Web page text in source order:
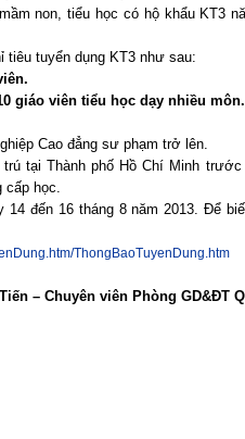
non, tiểu học có hộ khẩu KT3
tiêu tuyển dụng KT3 như sau:
giáo viên tiểu học dạy nhiều môn.
Cao đẳng sư phạm trở lên.
tại Thành phố Hồ Chí Minh trước
cấp học.
đến 16 tháng 8 năm 2013. Để
ThongBaoTuyenDung.htm
– Chuyên viên Phòng GD&ĐT